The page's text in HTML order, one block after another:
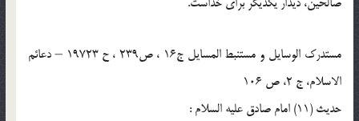
مستدرک الوسایل و مستنبط المسایل ج16 ، ص239 ، ح 19723 – دعائم
الاسلام، ج 2، ص 106
حدیث (11) امام صادق عليه السلام :